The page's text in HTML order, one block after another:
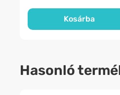
Kosárba
Hasonló